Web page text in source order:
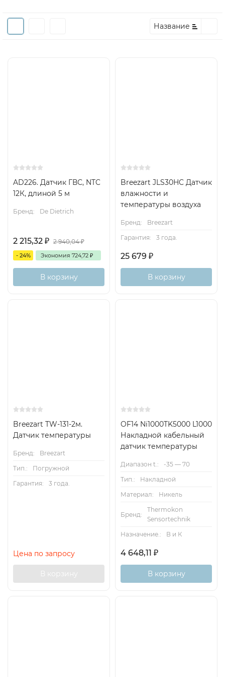
Название
AD226. Датчик ГВС, NTC
12К, длиной 5 м
Бренд: De Dietrich
2 215,32 ₽ 2 940,04₽
- 24% Экономия 724,72 ₽
В корзину
Breezart JLS30HC Датчик
влажности и
температуры воздуха
Бренд:
Breezart
Гарантия:
3 года.
25 679 ₽
В корзину
Breezart TW-131-2м.
Датчик температуры
Бренд:
Breezart
Тип.:
Погружной
Гарантия:
3 года.
Цена по запросу
В корзину
OF14 Ni1000TK5000 L1000
Накладной кабельный
датчик температуры
Диапазон t.:
-35 — 70
Тип.:
Накладной
Материал:
Никель
Бренд:
Thermokon
Sensortechnik
Назначение.:
В и К
4 648,11 ₽
В корзину